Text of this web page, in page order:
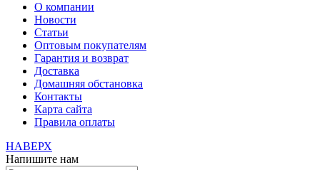
О компании
Новости
Статьи
Оптовым покупателям
Гарантия и возврат
Доставка
Домашняя обстановка
Контакты
Карта сайта
Правила оплаты
НАВЕРХ
Напишите нам